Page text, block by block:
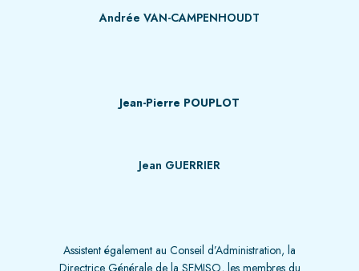
Andrée VAN-CAMPENHOUDT
Jean-Pierre POUPLOT
Jean GUERRIER
Assistent également au Conseil d’Administration, la